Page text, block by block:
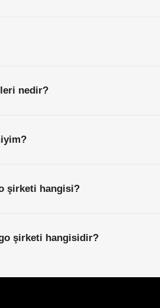
nedir?
şirketi hangisi?
şirketi hangisidir?